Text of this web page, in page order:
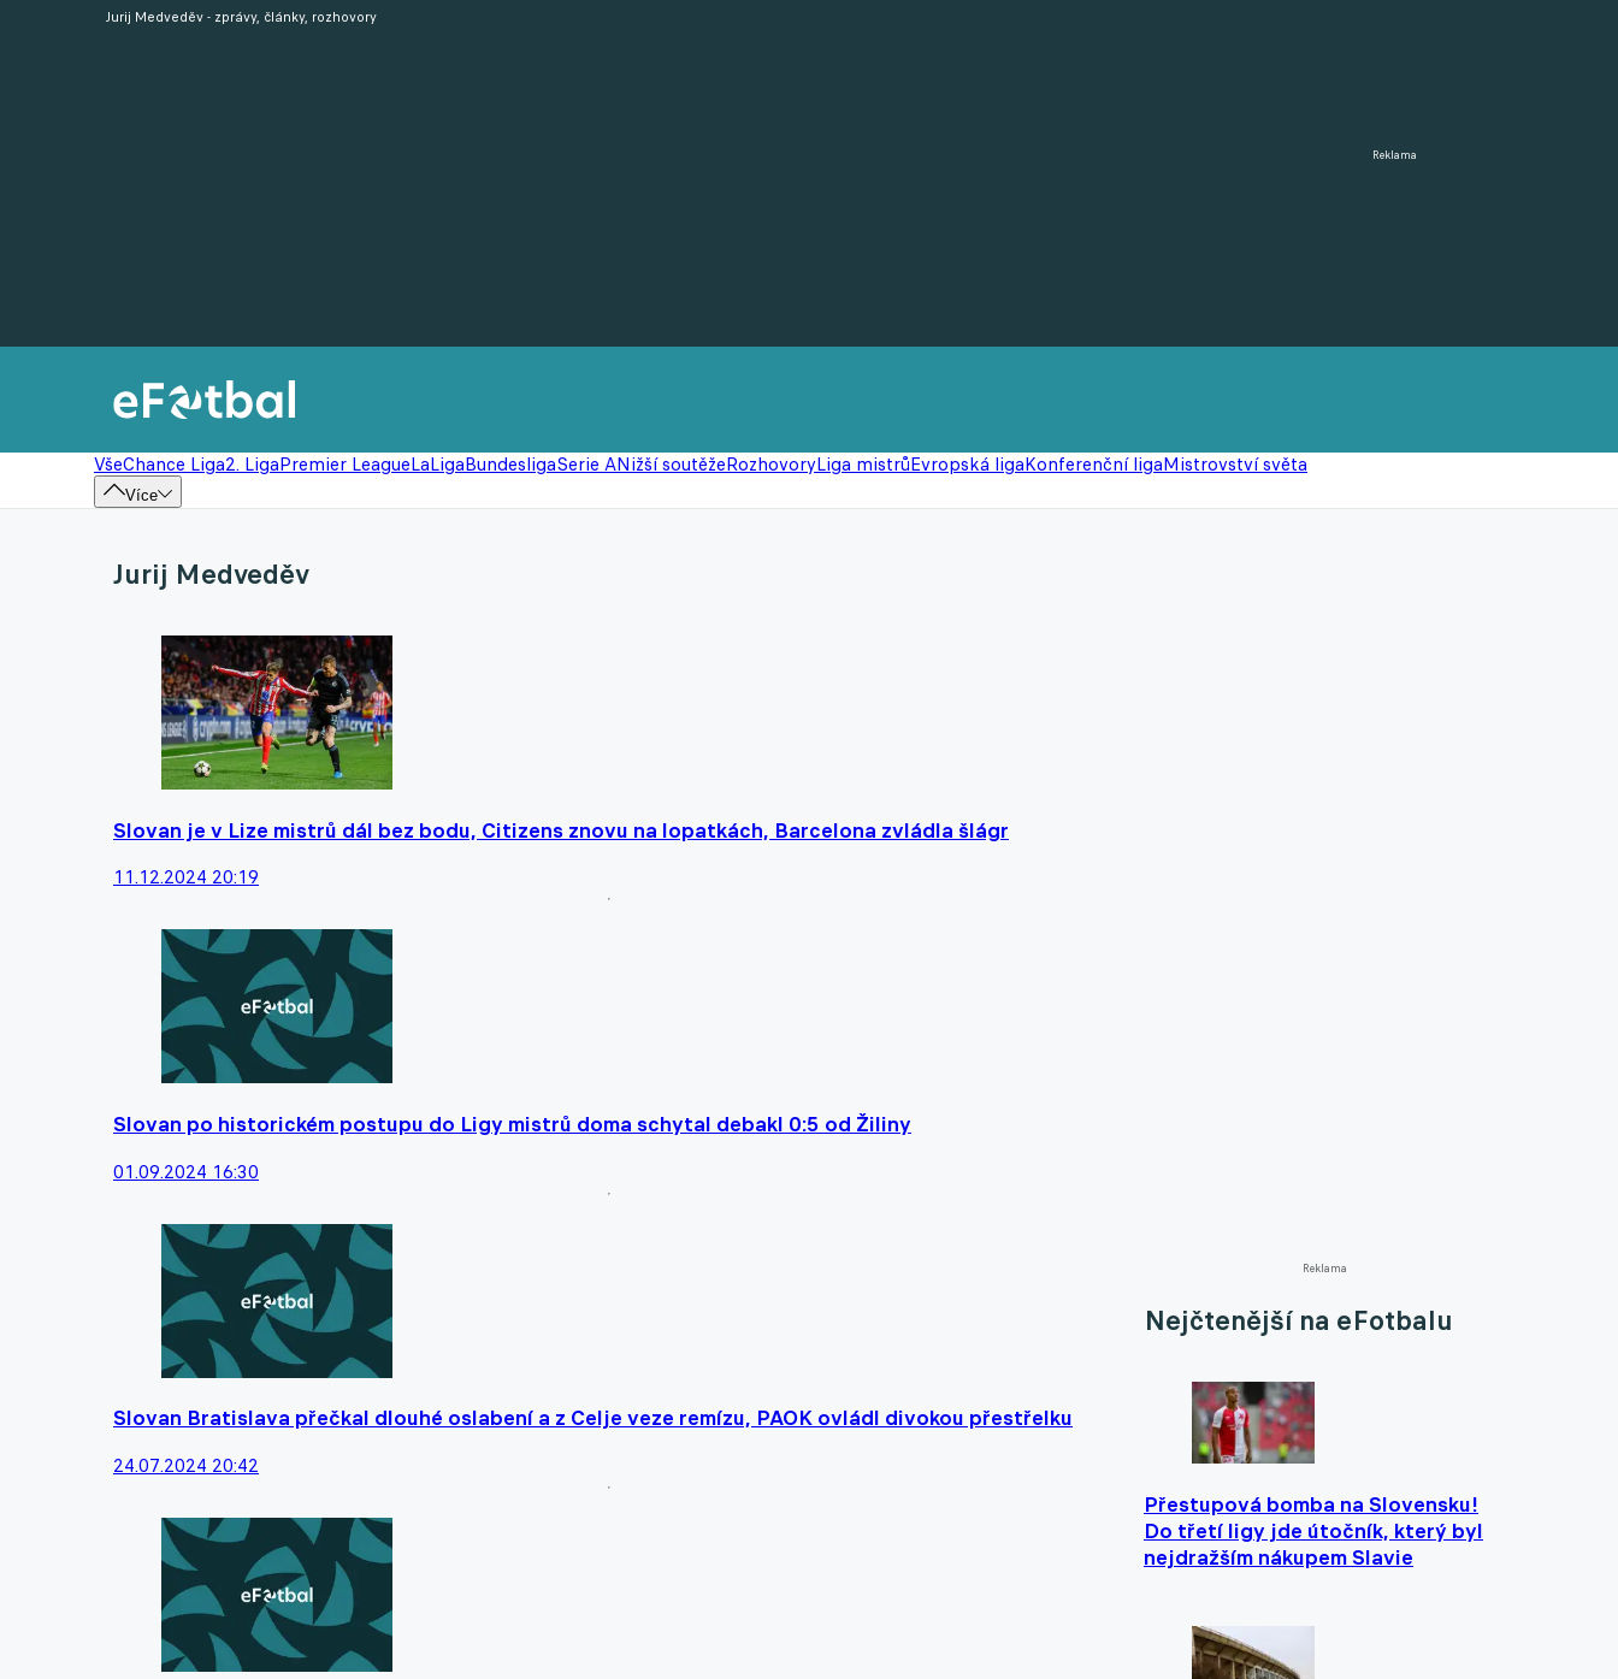
Reklama
VšeChance Liga2. LigaPremier LeagueLaLigaBundesligaSerie ANižší soutěžeRozhovoryLiga mistrůEvropská ligaKonferenční ligaMistrovství světa
Více
Jurij Medveděv - zprávy, články, rozhovory
Jurij Medveděv
Slovan je v Lize mistrů dál bez bodu, Citizens znovu na lopatkách, Barcelona zvládla šlágr
11.12.2024 20:19
Slovan po historickém postupu do Ligy mistrů doma schytal debakl 0:5 od Žiliny
01.09.2024 16:30
Slovan Bratislava přečkal dlouhé oslabení a z Celje veze remízu, PAOK ovládl divokou přestřelku
24.07.2024 20:42
Reklama
Nejčtenější na eFotbalu
Přestupová bomba na Slovensku!
Do třetí ligy jde útočník, který byl
nejdražším nákupem Slavie